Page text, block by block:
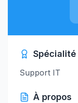
Spécialité
Support IT
À propos